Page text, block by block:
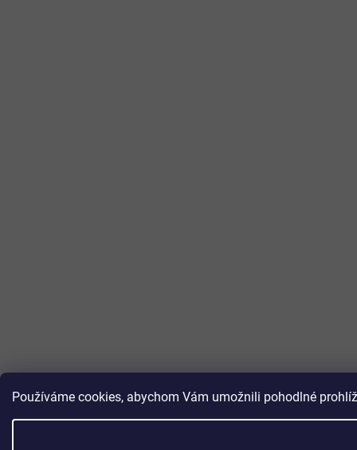
Používáme cookies, abychom Vám umožnili pohodlné